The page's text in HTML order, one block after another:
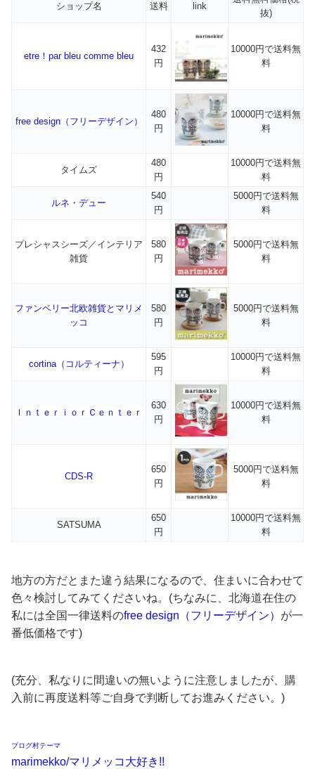
ショップ名 送料 link
抜)
etre！par bleu comme bleu
432
円
10000円で送料無
料
free design（フリーデザイン）
480
円
10000円で送料無
料
タイムズ
480
円
10000円で送料無
料
ルネ・デュー
540
円
5000円で送料無
料
プレシャスシーズ／インテリア
雑貨
580
円
5000円で送料無
料
ファンベリー北欧雑貨とマリメ
ッコ
580
円
5000円で送料無
料
cortina（コルティーナ）
595
円
10000円で送料無
料
ＩｎｔｅｒｉｏｒＣｅｎｔｅｒ
630
円
10000円で送料無
料
CDS-R
650
円
5000円で送料無
料
SATSUMA
650
円
10000円で送料無
料
地方の方だとまた違う結果になるので、住まいに合わせて
色々検討してみてくださいね。(ちなみに、北海道在住の
私には全国一律送料のfree design（フリーデザイン） が一
番低価格です)
(充分、私なりに間違いの無いように注意しましたが、購
入前に再度送料等ご自身で判断してお進みください。)
ブログ村テーマ
marimekko/マリメッコ大好き!!